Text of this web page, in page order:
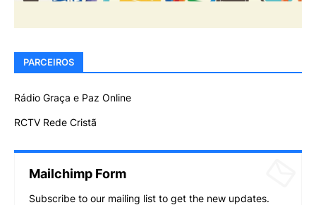
PARCEIROS
Rádio Graça e Paz Online
RCTV Rede Cristã
Mailchimp Form
Subscribe to our mailing list to get the new updates.